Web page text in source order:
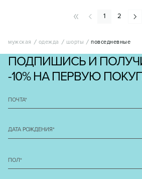
1 2
мужская одежда шорты повседневные
ПОДПИШИСЬ И
-10% НА ПЕРВУЮ
ПОЧТА*
ДАТА РОЖДЕНИЯ*
ПОЛ*